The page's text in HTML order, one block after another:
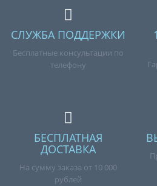
СЛУЖБА ПОДДЕРЖКИ
Бесплатные консультации по
телефону
БЕСПЛАТНАЯ
ДОСТАВКА
На сумму заказа от 10 000
рублей